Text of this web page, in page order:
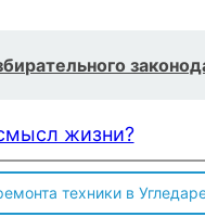
жизни?
техники в